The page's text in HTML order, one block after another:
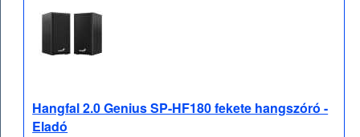
Hangfal 2.0 Genius SP-HF180 fekete hangszóró -
Eladó